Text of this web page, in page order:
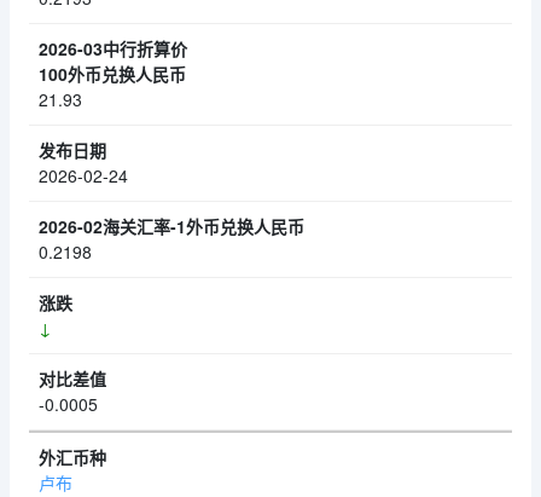
21.93
2026-02-24
0.2198
↓
-0.0005
卢布